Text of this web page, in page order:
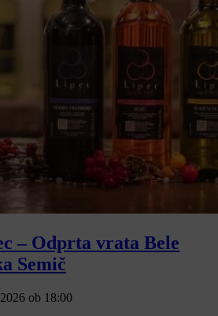
– Odprta vrata Bele
Semič
ob 18:00